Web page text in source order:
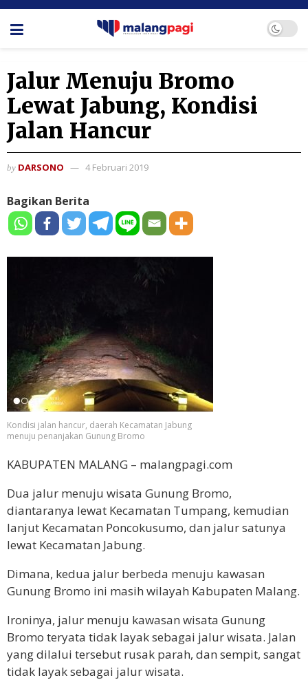
Jalur Menuju Bromo
Lewat Jabung, Kondisi
Jalan Hancur
by DARSONO 4 Februari 2019
Bagikan Berita
Kondisi jalan hancur, daerah Kecamatan Jabung
menuju penanjakan Gunung Bromo
KABUPATEN MALANG – malangpagi.com
Dua jalur menuju wisata Gunung Bromo,
diantaranya lewat Kecamatan Tumpang, kemudian
lanjut Kecamatan Poncokusumo, dan jalur satunya
lewat Kecamatan Jabung.
Dimana, kedua jalur berbeda menuju kawasan
Gunung Bromo ini masih wilayah Kabupaten Malang.
Ironinya, jalur menuju kawasan wisata Gunung
Bromo teryata tidak layak sebagai jalur wisata. Jalan
yang dilalui tersebut rusak parah, dan sempit, sangat
tidak layak sebagai jalur wisata.